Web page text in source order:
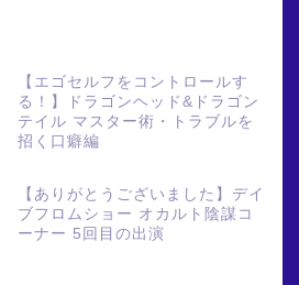
【エゴセルフをコントロールす
る！】ドラゴンヘッド&ドラゴン
テイル マスター術・トラブルを
招く口癖編
【ありがとうございました】デイ
ブフロムショー オカルト陰謀コ
ーナー 5回目の出演